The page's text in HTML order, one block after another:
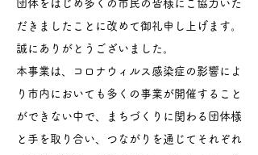
団体をはじめ多くの市民の皆様にご協力いた
だきましたことに改めて御礼申し上げます。
誠にありがとうございました。
本事業は、コロナウィルス感染症の影響によ
り市内においても多くの事業が開催すること
ができない中で、まちづくりに関わる団体様
と手を取り合い、つながりを通じてそれぞれ